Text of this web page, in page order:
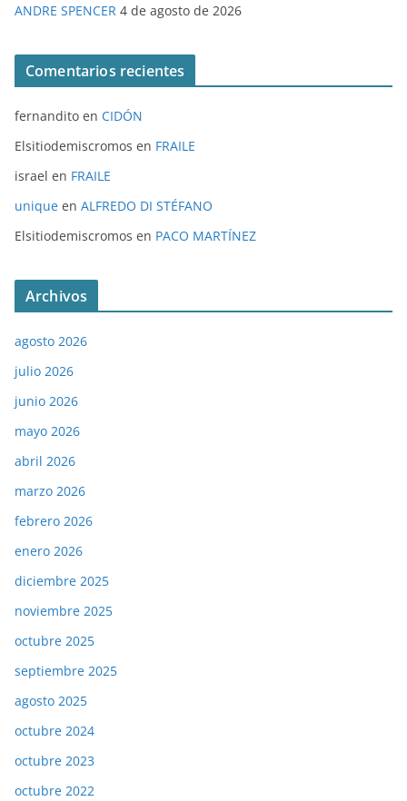
ANDRE SPENCER 4 de agosto de 2026
Comentarios recientes
fernandito en CIDÓN
Elsitiodemiscromos en FRAILE
israel en FRAILE
unique en ALFREDO DI STÉFANO
Elsitiodemiscromos en PACO MARTÍNEZ
Archivos
agosto 2026
julio 2026
junio 2026
mayo 2026
abril 2026
marzo 2026
febrero 2026
enero 2026
diciembre 2025
noviembre 2025
octubre 2025
septiembre 2025
agosto 2025
octubre 2024
octubre 2023
octubre 2022